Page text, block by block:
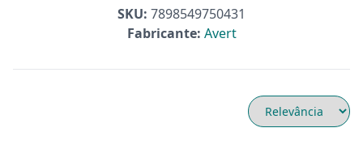
SKU: 7898549750431
Fabricante: Avert